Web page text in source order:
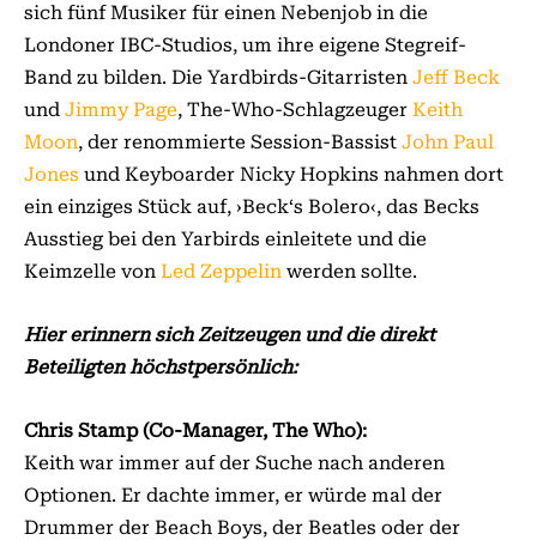
sich fünf Musiker für einen Nebenjob in die
Londoner IBC-Studios, um ihre eigene Stegreif-
Band zu bilden. Die Yardbirds-Gitarristen Jeff Beck
und Jimmy Page, The-Who-Schlagzeuger Keith
Moon, der renommierte Session-Bassist John Paul
Jones und Keyboarder Nicky Hopkins nahmen dort
ein einziges Stück auf, ›Beck‘s Bolero‹, das Becks
Ausstieg bei den Yarbirds einleitete und die
Keimzelle von Led Zeppelin werden sollte.
Hier erinnern sich Zeitzeugen und die direkt
Beteiligten höchstpersönlich:
Chris Stamp (Co-Manager, The Who):
Keith war immer auf der Suche nach anderen
Optionen. Er dachte immer, er würde mal der
Drummer der Beach Boys, der Beatles oder der